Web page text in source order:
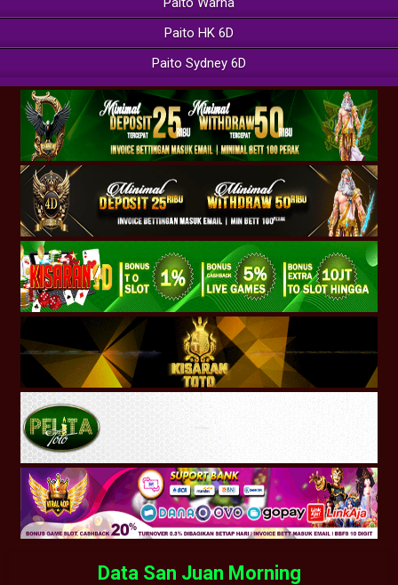
Paito HK 6D
Paito Sydney 6D
Data San Juan Morning